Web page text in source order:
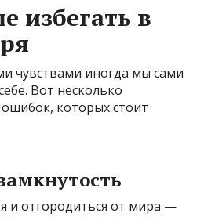
избегать в
чувствами иногда мы сами
Вот несколько
которых стоит
и отгородиться от мира —